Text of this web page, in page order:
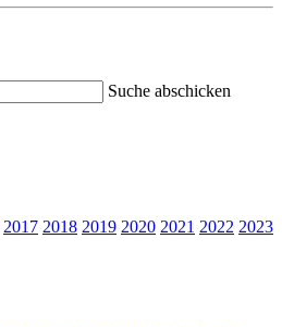
Suche abschicken
2017 2018 2019 2020 2021 2022 2023